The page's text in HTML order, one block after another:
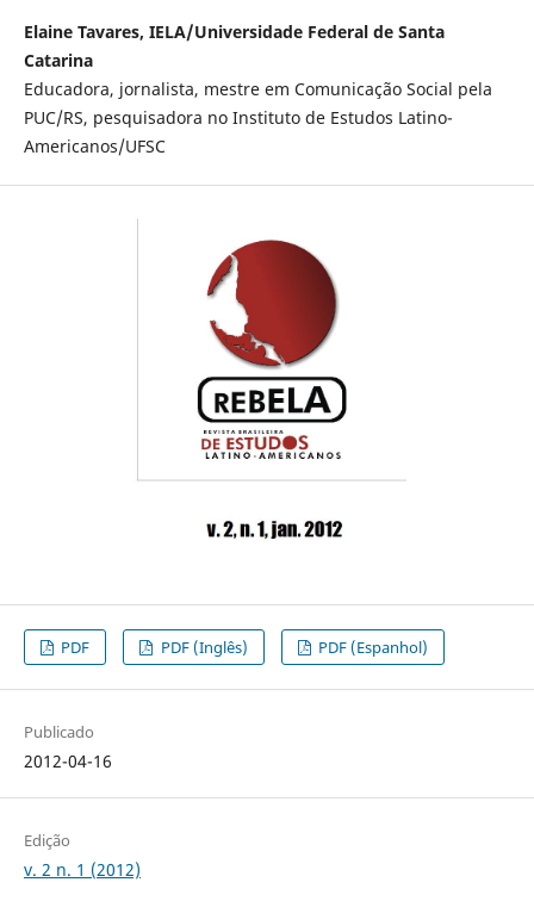
Elaine Tavares, IELA/Universidade Federal de Santa
Catarina
Educadora, jornalista, mestre em Comunicação Social pela
PUC/RS, pesquisadora no Instituto de Estudos Latino-
Americanos/UFSC
PDF PDF (Inglês) PDF (Espanhol)
Publicado
2012-04-16
Edição
v. 2 n. 1 (2012)